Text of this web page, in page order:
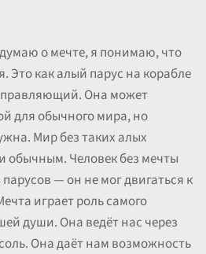
думаю о мечте, я понимаю, что
Это как алый парус на корабле
Она может
для обычного мира, но
Мир без таких алых
обычным. Человек без мечты
— он не мог двигаться к
играет роль самого
души. Она ведёт нас через
Она даёт нам возможность